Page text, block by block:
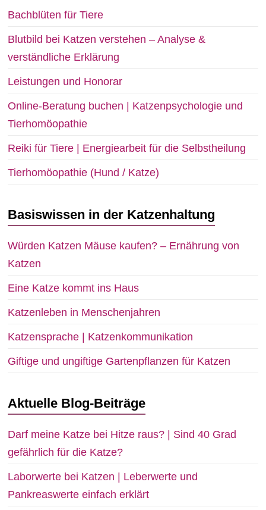
Bachblüten für Tiere
Blutbild bei Katzen verstehen – Analyse &
verständliche Erklärung
Leistungen und Honorar
Online-Beratung buchen | Katzenpsychologie und
Tierhomöopathie
Reiki für Tiere | Energiearbeit für die Selbstheilung
Tierhomöopathie (Hund / Katze)
Basiswissen in der Katzenhaltung
Würden Katzen Mäuse kaufen? – Ernährung von
Katzen
Eine Katze kommt ins Haus
Katzenleben in Menschenjahren
Katzensprache | Katzenkommunikation
Giftige und ungiftige Gartenpflanzen für Katzen
Aktuelle Blog-Beiträge
Darf meine Katze bei Hitze raus? | Sind 40 Grad
gefährlich für die Katze?
Laborwerte bei Katzen | Leberwerte und
Pankreaswerte einfach erklärt